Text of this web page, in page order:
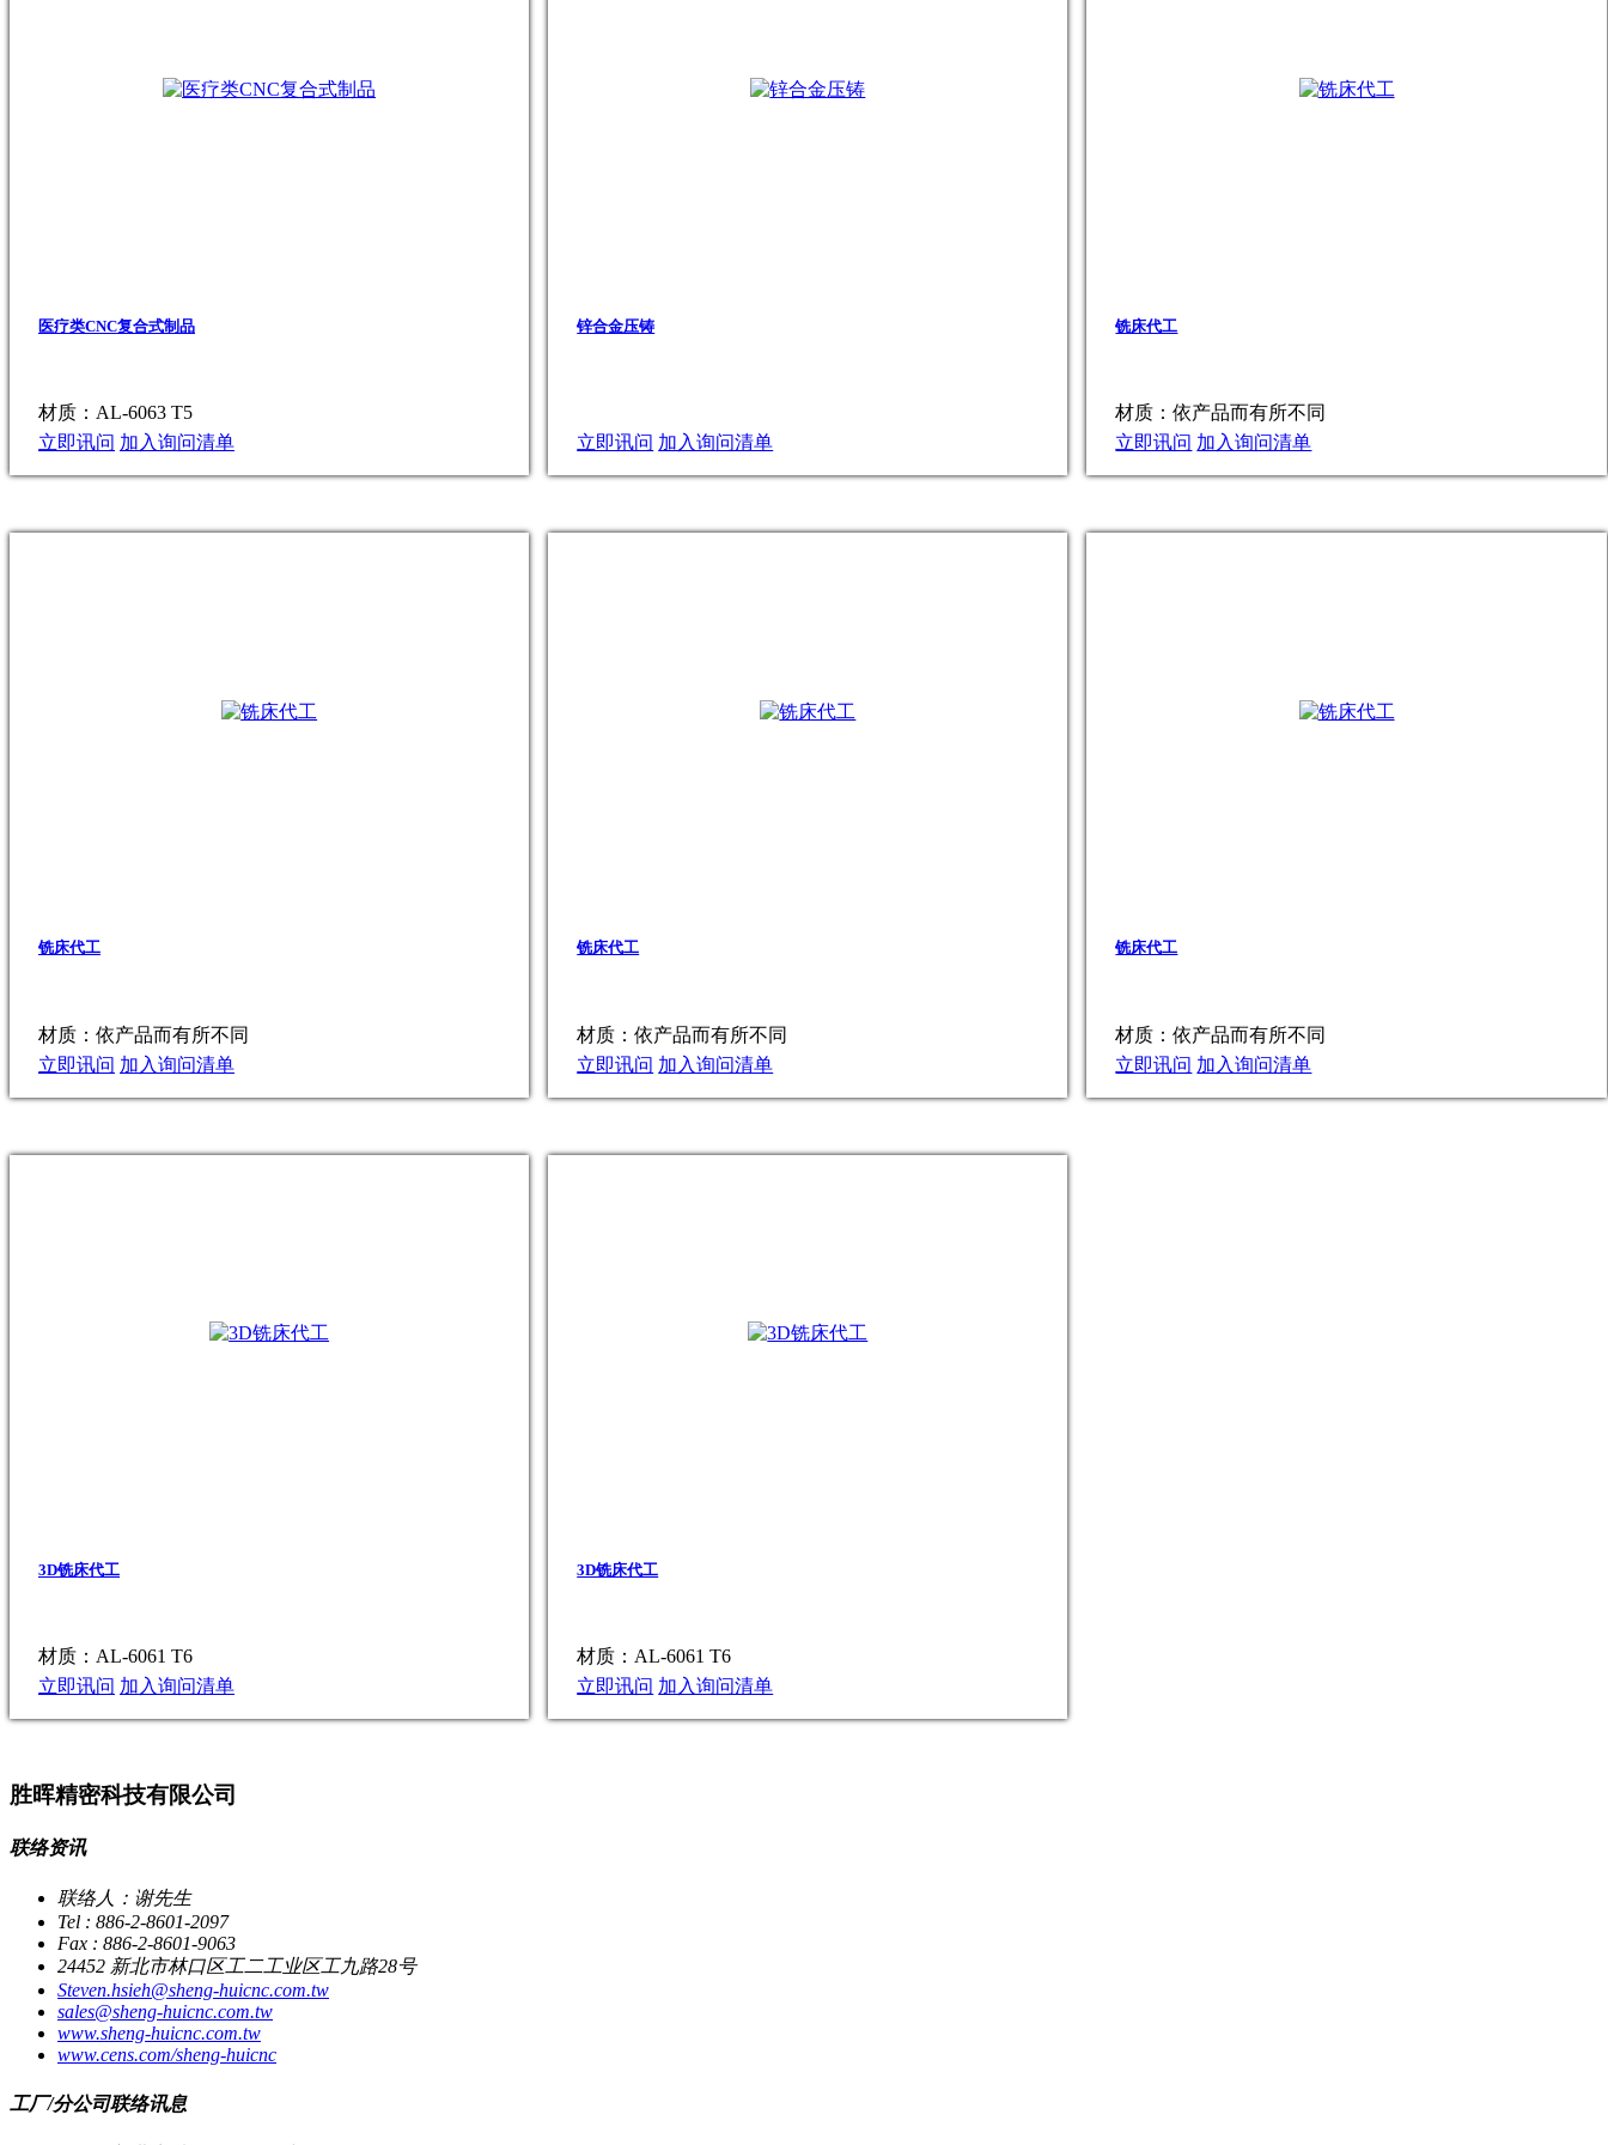
医疗类CNC复合式制品
材质：AL-6063 T5
立即讯问 加入询问清单
锌合金压铸
立即讯问 加入询问清单
铣床代工
材质：依产品而有所不同
立即讯问 加入询问清单
铣床代工
材质：依产品而有所不同
立即讯问 加入询问清单
铣床代工
材质：依产品而有所不同
立即讯问 加入询问清单
铣床代工
材质：依产品而有所不同
立即讯问 加入询问清单
3D铣床代工
材质：AL-6061 T6
立即讯问 加入询问清单
3D铣床代工
材质：AL-6061 T6
立即讯问 加入询问清单
胜晖精密科技有限公司
联络资讯
联络人：谢先生
Tel : 886-2-8601-2097
Fax : 886-2-8601-9063
24452 新北市林口区工二工业区工九路28号
Steven.hsieh@sheng-huicnc.com.tw
sales@sheng-huicnc.com.tw
www.sheng-huicnc.com.tw
www.cens.com/sheng-huicnc
工厂/分公司联络讯息